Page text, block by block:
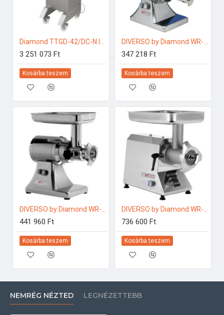
3 251 073 Ft
Kosárba teszem
347 218 Ft
Kosárba teszem
441 960 Ft
Kosárba teszem
736 600 Ft
Kosárba teszem
NEMRÉG NÉZTED LEGNÉZETTEBB